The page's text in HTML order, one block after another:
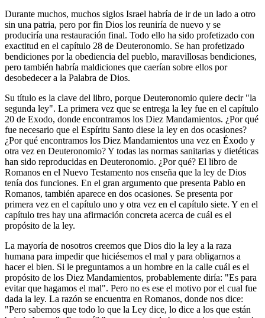
Durante muchos, muchos siglos Israel habría de ir de un lado a otro
sin una patria, pero por fin Dios los reuniría de nuevo y se
produciría una restauración final. Todo ello ha sido profetizado con
exactitud en el capítulo 28 de Deuteronomio. Se han profetizado
bendiciones por la obediencia del pueblo, maravillosas bendiciones,
pero también habría maldiciones que caerían sobre ellos por
desobedecer a la Palabra de Dios.
Su título es la clave del libro, porque Deuteronomio quiere decir "la
segunda ley". La primera vez que se entrega la ley fue en el capítulo
20 de Exodo, donde encontramos los Diez Mandamientos. ¿Por qué
fue necesario que el Espíritu Santo diese la ley en dos ocasiones?
¿Por qué encontramos los Diez Mandamientos una vez en Éxodo y
otra vez en Deuteronomio? Y todas las normas sanitarias y dietéticas
han sido reproducidas en Deuteronomio. ¿Por qué? El libro de
Romanos en el Nuevo Testamento nos enseña que la ley de Dios
tenía dos funciones. En el gran argumento que presenta Pablo en
Romanos, también aparece en dos ocasiones. Se presenta por
primera vez en el capítulo uno y otra vez en el capítulo siete. Y en el
capítulo tres hay una afirmación concreta acerca de cuál es el
propósito de la ley.
La mayoría de nosotros creemos que Dios dio la ley a la raza
humana para impedir que hiciésemos el mal y para obligarnos a
hacer el bien. Si le preguntamos a un hombre en la calle cuál es el
propósito de los Diez Mandamientos, probablemente diría: "Es para
evitar que hagamos el mal". Pero no es ese el motivo por el cual fue
dada la ley. La razón se encuentra en Romanos, donde nos dice:
"Pero sabemos que todo lo que la Ley dice, lo dice a los que están